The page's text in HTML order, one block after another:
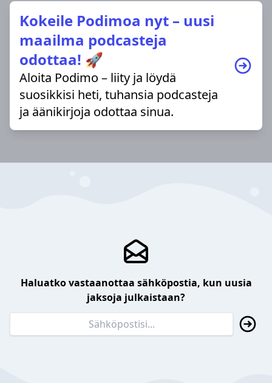
Kokeile Podimoa nyt – uusi
maailma podcasteja
odottaa! 🚀
Aloita Podimo – liity ja löydä
suosikkisi heti, tuhansia podcasteja
ja äänikirjoja odottaa sinua.
Haluatko vastaanottaa sähköpostia, kun uusia
jaksoja julkaistaan?